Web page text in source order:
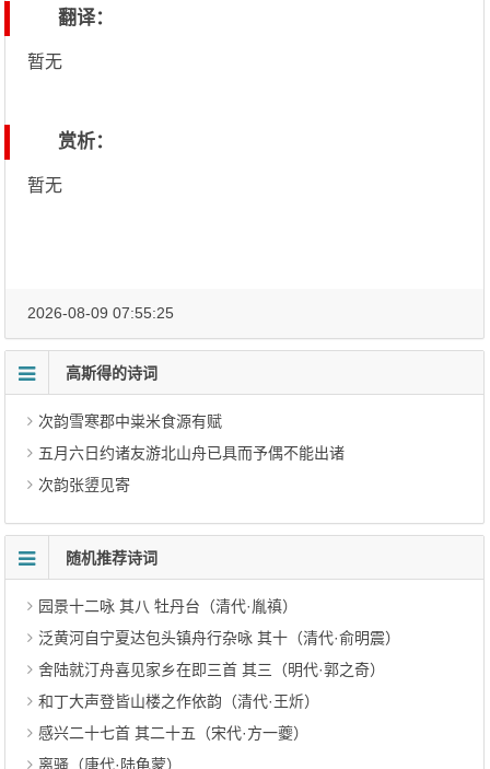
翻译：
暂无
赏析：
暂无
2026-08-09 07:55:25
高斯得的诗词
次韵雪寒郡中粜米食源有赋
五月六日约诸友游北山舟已具而予偶不能出诸
次韵张䇓见寄
随机推荐诗词
园景十二咏 其八 牡丹台（清代·胤禛）
泛黄河自宁夏达包头镇舟行杂咏 其十（清代·俞明震）
舍陆就汀舟喜见家乡在即三首 其三（明代·郭之奇）
和丁大声登皆山楼之作依韵（清代·王炘）
感兴二十七首 其二十五（宋代·方一夔）
离骚（唐代·陆龟蒙）